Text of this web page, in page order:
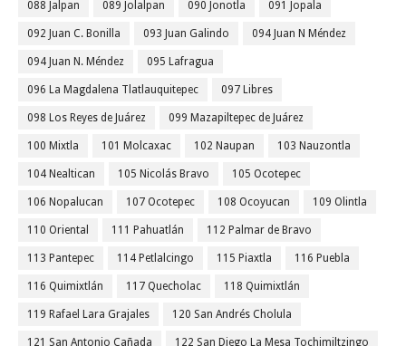
088 Jalpan 089 Jolalpan 090 Jonotla 091 Jopala
092 Juan C. Bonilla 093 Juan Galindo 094 Juan N Méndez
094 Juan N. Méndez 095 Lafragua
096 La Magdalena Tlatlauquitepec 097 Libres
098 Los Reyes de Juárez 099 Mazapiltepec de Juárez
100 Mixtla 101 Molcaxac 102 Naupan 103 Nauzontla
104 Nealtican 105 Nicolás Bravo 105 Ocotepec
106 Nopalucan 107 Ocotepec 108 Ocoyucan 109 Olintla
110 Oriental 111 Pahuatlán 112 Palmar de Bravo
113 Pantepec 114 Petlalcingo 115 Piaxtla 116 Puebla
116 Quimixtlán 117 Quecholac 118 Quimixtlán
119 Rafael Lara Grajales 120 San Andrés Cholula
121 San Antonio Cañada 122 San Diego La Mesa Tochimiltzingo